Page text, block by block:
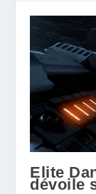
Elite
dévoile